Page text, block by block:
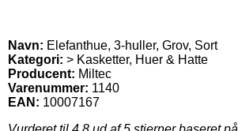
Navn: Elefanthue, 3-huller, Grov, Sort
Kategori: > Kasketter, Huer & Hatte
Producent: Miltec
Varenummer: 1140
EAN: 10007167